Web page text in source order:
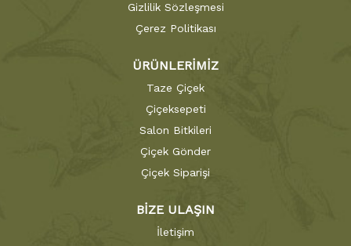
Gizlilik Sözleşmesi
Çerez Politikası
ÜRÜNLERİMİZ
Taze Çiçek
Çiçeksepeti
Salon Bitkileri
Çiçek Gönder
Çiçek Siparişi
BİZE ULAŞIN
İletişim